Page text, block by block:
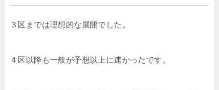
３区までは理想的な展開でした。
４区以降も一般が予想以上に速かったです。